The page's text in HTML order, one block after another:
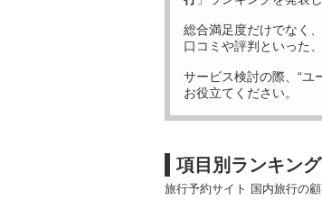
総合満足度だけでなく
口コミや評判といった
サービス検討の際、“ユ
お役立てください。
項目別ランキン
旅行予約サイト 国内旅行の